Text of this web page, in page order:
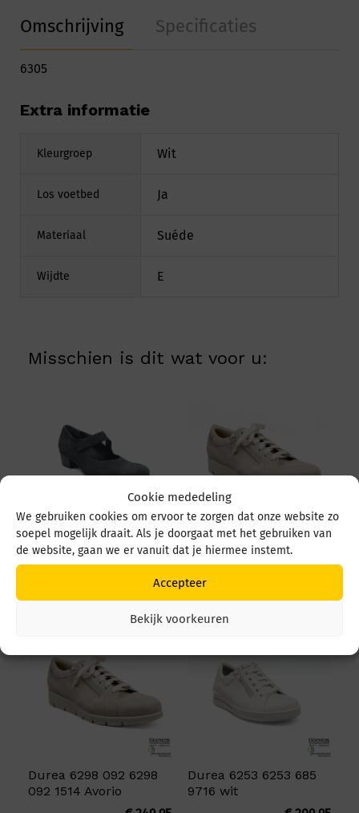
Cookie mededeling
We gebruiken cookies om ervoor te zorgen dat onze website zo
soepel mogelijk draait. Als je doorgaat met het gebruiken van
de website, gaan we er vanuit dat je hiermee instemt.
Accepteer
Bekijk voorkeuren
Omschrijving Specificaties
6305
Extra informatie
Kleurgroep Wit
Los voetbed Ja
Materiaal Suéde
Wijdte E
Misschien is dit wat voor u:
Durea 5679 5679 035
4549 Zwart
219,95
Durea 6298 095 6298
0945 1514 Avorio
Durea 6298 092 6298
092 1514 Avorio
Durea 6253 6253 685
9716 wit